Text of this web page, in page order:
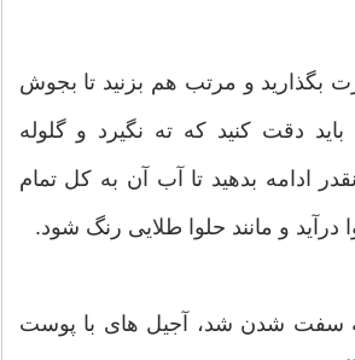
بگذارید و مرتب هم بزنید تا بجوش
دقت كنید كه ته نگیرد و گلوله
ادامه بدهید تا آب آن به كل تمام
و مانند حلوا طلایی رنگ شود.
سفت شدن شد، آجیل های با پوست